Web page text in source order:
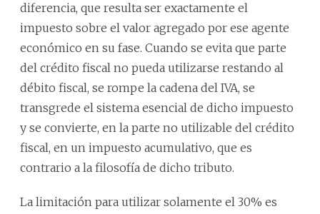
diferencia, que resulta ser exactamente el
impuesto sobre el valor agregado por ese agente
económico en su fase. Cuando se evita que parte
del crédito fiscal no pueda utilizarse restando al
débito fiscal, se rompe la cadena del IVA, se
transgrede el sistema esencial de dicho impuesto
y se convierte, en la parte no utilizable del crédito
fiscal, en un impuesto acumulativo, que es
contrario a la filosofía de dicho tributo.
La limitación para utilizar solamente el 30% es